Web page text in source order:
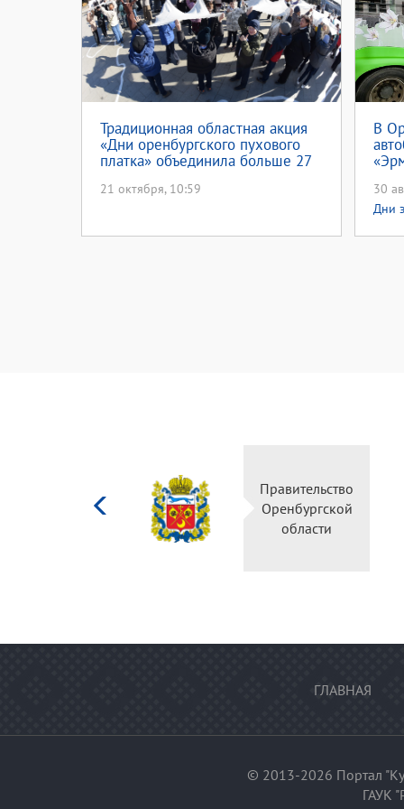
Традиционная областная акция
«Дни оренбургского пухового
платка» объединила больше 27
21 октября, 10:59
В
30
Дни
Правительство
Оренбургской
области
ГЛАВНАЯ
© 2013-2026 Портал
ГАУК